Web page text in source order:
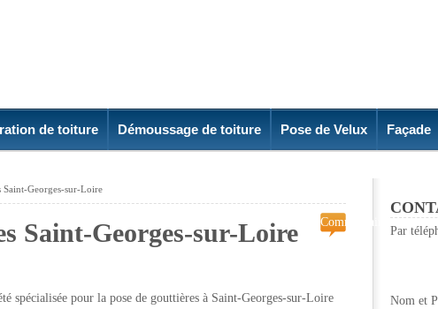
de toiture Démoussage de toiture Pose de Velux Façade
Saint-Georges-sur-Loire
Saint-Georges-sur-Loire
Commentaires
fermés
de
spécialisée pour la pose de gouttières à Saint-Georges-sur-Loire
Par
Nom et